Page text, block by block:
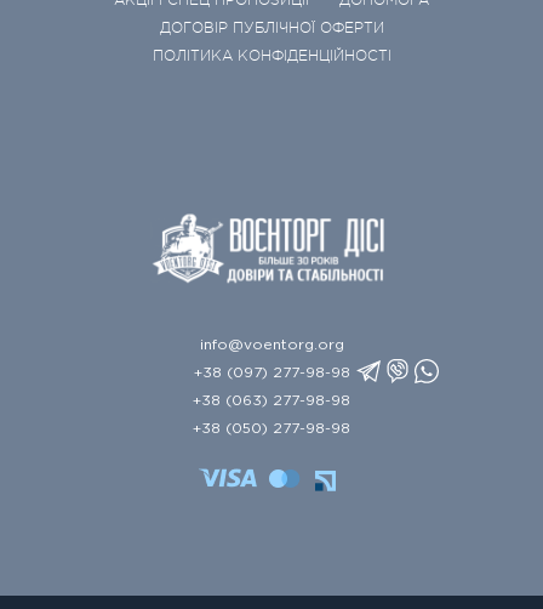
ДОГОВІР ПУБЛІЧНОЇ ОФЕРТИ
ПОЛІТИКА КОНФІДЕНЦІЙНОСТІ
info@voentorg.org
+38 (097) 277-98-98
+38 (063) 277-98-98
+38 (050) 277-98-98